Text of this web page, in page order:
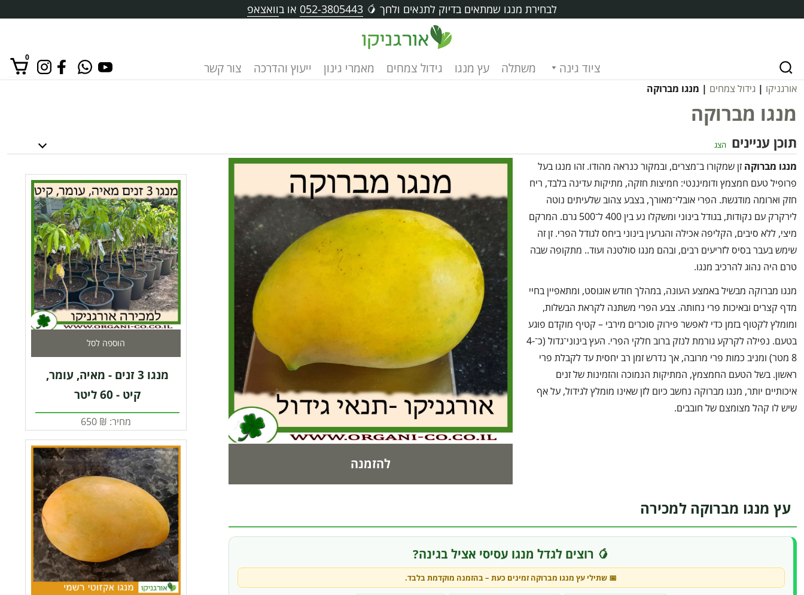
לבחירת מנגו שמתאים בדיוק לתנאים ולחך 🥭 052-3805443 או בוואצאפ
ציוד גינה משתלה עץ מנגו גידול צמחים מאמרי גינון ייעוץ והדרכה צור קשר
0
אורגניקו | גידול צמחים | מנגו מברוקה
מנגו מברוקה
תוכן עניינים הצג
להזמנה
מנגו מברוקה זן שמקורו ב־מצרים, ובמקור כנראה מהודו. זהו מנגו בעל
פרופיל טעם חמצמץ ודומיננטי: חמיצות חזקה, מתיקות עדינה בלבד, ריח
חזק וארומה מודגשת. הפרי אובלי־מאורך, בצבע צהוב שלעיתים נוטה
לירקרק עם נקודות, בגודל בינוני ומשקלו נע בין 400 ל־500 גרם. המרקם
מיצי, ללא סיבים, הקליפה אכילה והגרעין בינוני ביחס לגודל הפרי. זן זה
שימש בעבר בסיס לזריעים רבים, ובהם מנגו סולטנה ועוד.. מתקופה שבה
טרם היה נהוג להרכיב מנגו.
מנגו מברוקה מבשיל באמצע העונה, במהלך חודש אוגוסט, ומתאפיין בחיי
מדף קצרים ובאיכות פרי נחותה. צבע הפרי משתנה לקראת הבשלות,
ומומלץ לקטוף בזמן כדי לאפשר פירוק סוכרים מירבי – קטיף מוקדם פוגע
בטעם. נפילה לקרקע גורמת לנזק ברוב חלקי הפרי. העץ בינוני־גדול (כ־4-
8 מטר) ומניב כמות פרי מרובה, אך נדרש זמן רב יחסית עד לקבלת פרי
ראשון. בשל הטעם החמצמץ, המתיקות הנמוכה והזמינות של זנים
איכותיים יותר, מנגו מברוקה נחשב כיום לזן שאינו מומלץ לגידול, על אף
שיש לו קהל מצומצם של חובבים.
עץ מנגו מברוקה למכירה
🥭 רוצים לגדל מנגו עסיסי אציל בגינה?
📅 שתילי עץ מנגו מברוקהזמינים כעת – בהזמנה מוקדמת בלבד.
הוספה לסל
מנגו 3 זנים - מאיה, עומר,
קיט - 60 ליטר
מחיר: ₪